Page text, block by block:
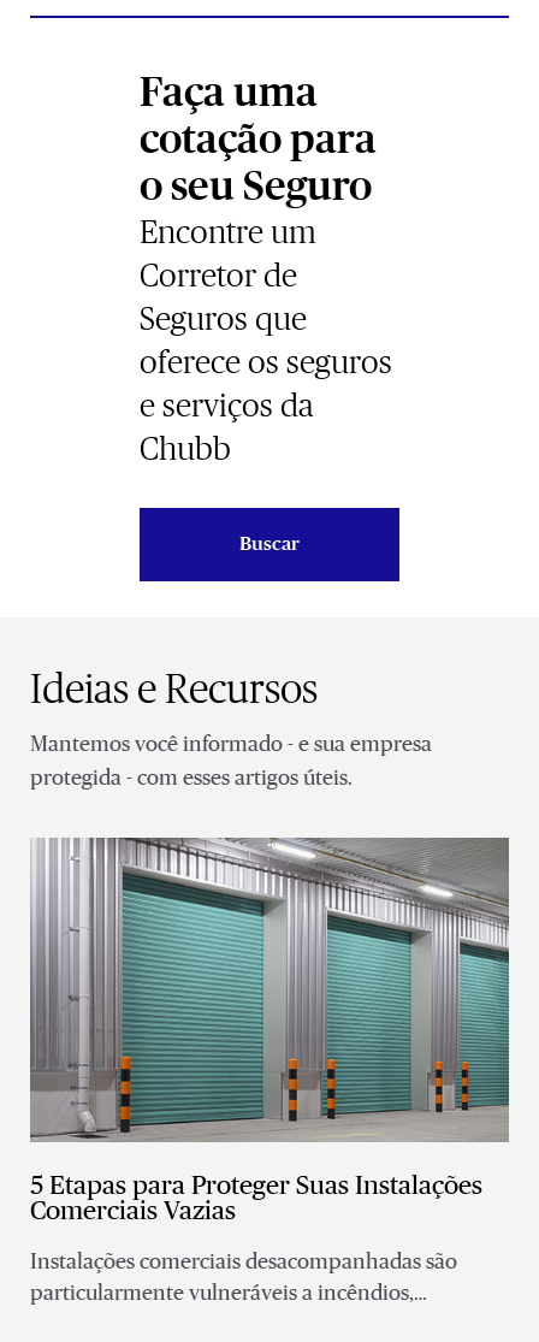
Faça uma
cotação para
o seu Seguro
Encontre um
Corretor de
Seguros que
oferece os seguros
e serviços da
Chubb
Buscar
Ideias e Recursos
Mantemos você informado - e sua empresa
protegida - com esses artigos úteis.
5 Etapas para Proteger Suas Instalações
Comerciais Vazias
Instalações comerciais desacompanhadas são
particularmente vulneráveis a incêndios,